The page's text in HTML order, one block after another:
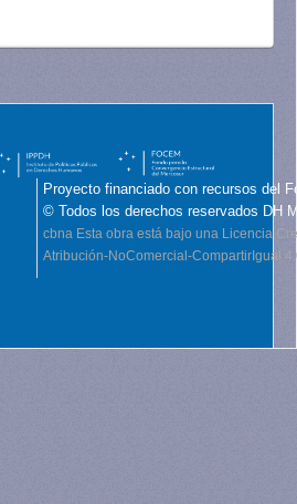
Proyecto financiado con recursos del
© Todos los derechos reservados DH
cbna Esta obra está bajo una Licencia
Atribución-NoComercial-CompartirIgual